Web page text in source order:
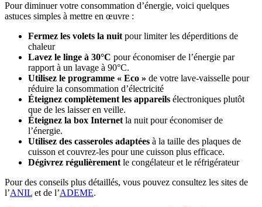
Pour diminuer votre consommation d’énergie, voici quelques
astuces simples à mettre en œuvre :
Fermez les volets la nuit pour limiter les déperditions de
chaleur
Lavez le linge à 30°C pour économiser de l’énergie par
rapport à un lavage à 90°C.
Utilisez le programme « Eco » de votre lave-vaisselle pour
réduire la consommation d’électricité
Éteignez complètement les appareils électroniques plutôt
que de les laisser en veille.
Éteignez la box Internet la nuit pour économiser de
l’énergie.
Utilisez des casseroles adaptées à la taille des plaques de
cuisson et couvrez-les pour une cuisson plus efficace.
Dégivrez régulièrement le congélateur et le réfrigérateur
Pour des conseils plus détaillés, vous pouvez consultez les sites de
l’ANIL et de l’ADEME.